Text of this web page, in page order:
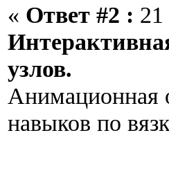
« Ответ #2 :
узлов.
Анимационная
навыков по